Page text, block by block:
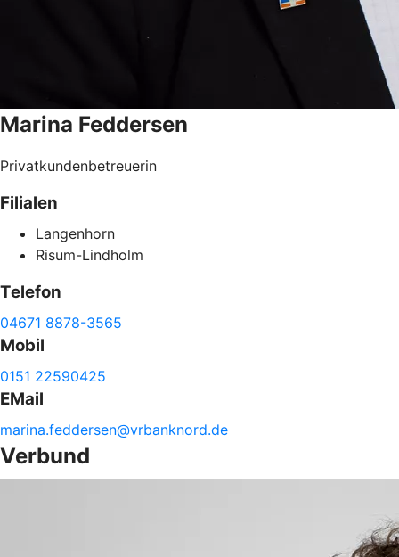
Marina Feddersen
Privatkundenbetreuerin
Filialen
Langenhorn
Risum-Lindholm
Telefon
04671 8878-3565
Mobil
0151 22590425
EMail
marina.feddersen@vrbanknord.de
Verbund